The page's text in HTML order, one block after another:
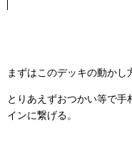
まずはこのデッキの動かし
とりあえずおつかい等で
インに繋げる。